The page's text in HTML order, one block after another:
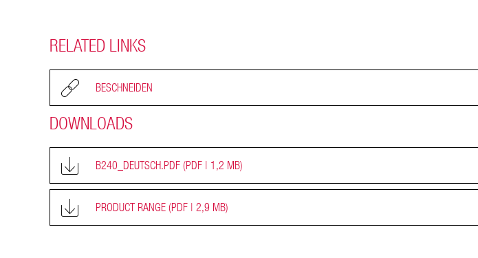
RELATED LINKS
BESCHNEIDEN
DOWNLOADS
B240_DEUTSCH.PDF (PDF | 1,2 MB)
PRODUCT RANGE (PDF | 2,9 MB)